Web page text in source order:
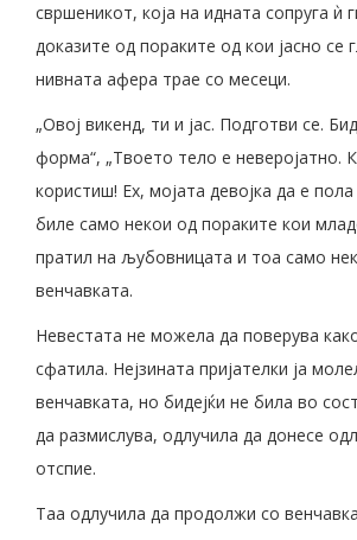
свршеникот, која на идната сопруга ѝ
доказите од пораките од кои јасно се
нивната афера трае со месеци.
„Овој викенд, ти и јас. Подготви се.
форма“, „Твоето тело е неверојатно.
користиш! Ех, мојата девојка да е
биле само некои од пораките кои
пратил на љубовницата и тоа само
венчавката.
Невестата не можела да поверува
сфатила. Нејзината пријателки ја
венчавката, но бидејќи не била во
да размислува, одлучила да донесе
отспие.
Таа одлучила да продолжи со